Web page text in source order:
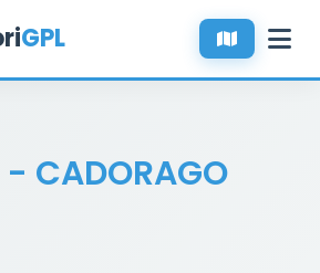
GPL
- CADORAGO